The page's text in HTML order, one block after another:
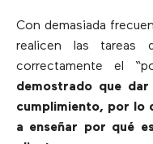
Con demasiada
realicen las tareas
correctamente el
demostrado que dar
cumplimiento, por lo
a enseñar por qué